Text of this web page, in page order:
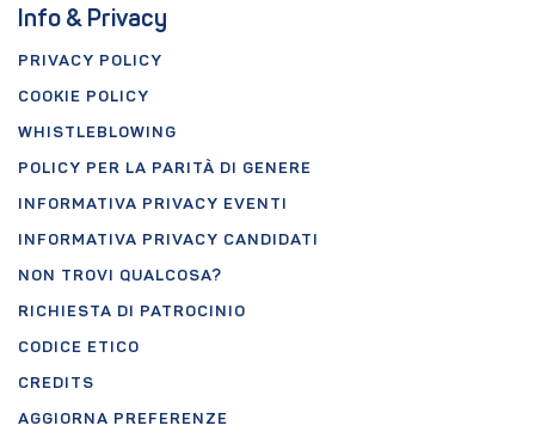
Info & Privacy
PRIVACY POLICY
COOKIE POLICY
WHISTLEBLOWING
POLICY PER LA PARITÀ DI GENERE
INFORMATIVA PRIVACY EVENTI
INFORMATIVA PRIVACY CANDIDATI
NON TROVI QUALCOSA?
RICHIESTA DI PATROCINIO
CODICE ETICO
CREDITS
AGGIORNA PREFERENZE